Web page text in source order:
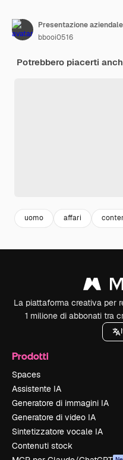
bbooi0516
Potrebbero piacerti
uomo affari
La piattaforma creativa per
1 milione di abbonati tra
Prodotti
Spaces
Assistente IA
Generatore di immagini IA
Generatore di video IA
Sintetizzatore vocale IA
Contenuti stock